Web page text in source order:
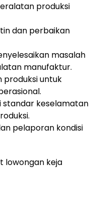
produksi
dan perbaikan
masalah
manufaktur.
produksi untuk
keselamatan
pelaporan kondisi
lowongan keja